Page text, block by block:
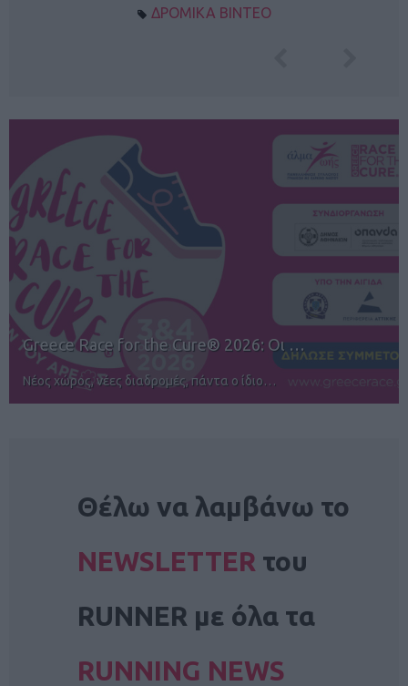
ΔΡΟΜΙΚΑ ΒΙΝΤΕΟ
12ος TUI Rhodes Marathon: Άνοιγμα ε…
Αγώνες για όλους στην Ρόδο
Θέλω να λαμβάνω το
NEWSLETTER του
RUNNER με όλα τα
RUNNING NEWS